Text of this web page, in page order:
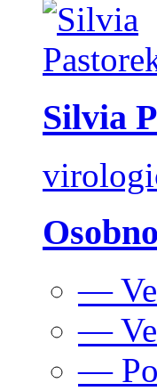
Silvia
—
—
—